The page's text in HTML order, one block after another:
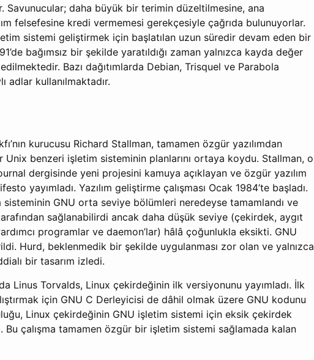
Savunucular; daha büyük bir terimin düzeltilmesine, ana
felsefesine kredi vermemesi gerekçesiyle çağrıda bulunuyorlar.
sistemi geliştirmek için başlatılan uzun süredir devam eden bir
bağımsız bir şekilde yaratıldığı zaman yalnızca kayda değer
Bazı dağıtımlarda Debian, Trisquel ve Parabola
adlar kullanılmaktadır.
kurucusu Richard Stallman, tamamen özgür yazılımdan
Unix benzeri işletim sisteminin planlarını ortaya koydu. Stallman, o
dergisinde yeni projesini kamuya açıklayan ve özgür yazılım
yayımladı. Yazılım geliştirme çalışması Ocak 1984’te başladı.
sisteminin GNU orta seviye bölümleri neredeyse tamamlandı ve
sağlanabilirdi ancak daha düşük seviye (çekirdek, aygıt
programlar ve daemon’lar) hâlâ çoğunlukla eksikti. GNU
Hurd, beklenmedik bir şekilde uygulanması zor olan ve yalnızca
bir tasarım izledi.
Linus Torvalds, Linux çekirdeğinin ilk versiyonunu yayımladı. İlk
için GNU C Derleyicisi de dâhil olmak üzere GNU kodunu
Linux çekirdeğinin GNU işletim sistemi için eksik çekirdek
Bu çalışma tamamen özgür bir işletim sistemi sağlamada kalan